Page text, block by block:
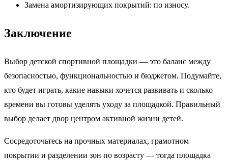
Замена амортизирующих покрытий: по износу.
Заключение
Выбор детской спортивной площадки — это баланс между
безопасностью, функциональностью и бюджетом. Подумайте,
кто будет играть, какие навыки хочется развивать и сколько
времени вы готовы уделять уходу за площадкой. Правильный
выбор делает двор центром активной жизни детей.
Сосредоточьтесь на прочных материалах, грамотном
покрытии и разделении зон по возрасту — тогда площадка